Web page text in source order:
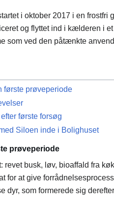
i oktober 2017 i en frostfri
og flyttet ind i kælderen i
som ved den påtænkte
første prøveperiode
første forsøg
Siloen inde i Bolighuset
prøveperiode
revet busk, løv, bioaffald fra
for at give
dyr, som formerede sig